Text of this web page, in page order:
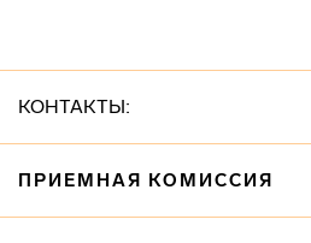
КОНТАКТЫ:
ПРИЕМНАЯ КОМИССИЯ